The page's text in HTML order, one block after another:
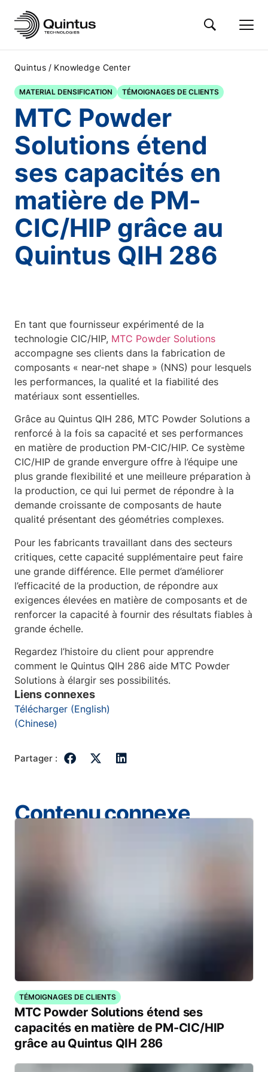
Quintus / Knowledge Center
MATERIAL DENSIFICATION TÉMOIGNAGES DE CLIENTS
MTC Powder
Solutions étend
ses capacités en
matière de PM-
CIC/HIP grâce au
Quintus QIH 286
En tant que fournisseur expérimenté de la
technologie CIC/HIP, MTC Powder Solutions
accompagne ses clients dans la fabrication de
composants « near-net shape » (NNS) pour lesquels
les performances, la qualité et la fiabilité des
matériaux sont essentielles.
Grâce au Quintus QIH 286, MTC Powder Solutions a
renforcé à la fois sa capacité et ses performances
en matière de production PM-CIC/HIP. Ce système
CIC/HIP de grande envergure offre à l’équipe une
plus grande flexibilité et une meilleure préparation à
la production, ce qui lui permet de répondre à la
demande croissante de composants de haute
qualité présentant des géométries complexes.
Pour les fabricants travaillant dans des secteurs
critiques, cette capacité supplémentaire peut faire
une grande différence. Elle permet d’améliorer
l’efficacité de la production, de répondre aux
exigences élevées en matière de composants et de
renforcer la capacité à fournir des résultats fiables à
grande échelle.
Regardez l’histoire du client pour apprendre
comment le Quintus QIH 286 aide MTC Powder
Solutions à élargir ses possibilités.
Liens connexes
Télécharger (English)
(Chinese)
Partager :
Contenu connexe
TÉMOIGNAGES DE CLIENTS
MTC Powder Solutions étend ses
capacités en matière de PM-CIC/HIP
grâce au Quintus QIH 286